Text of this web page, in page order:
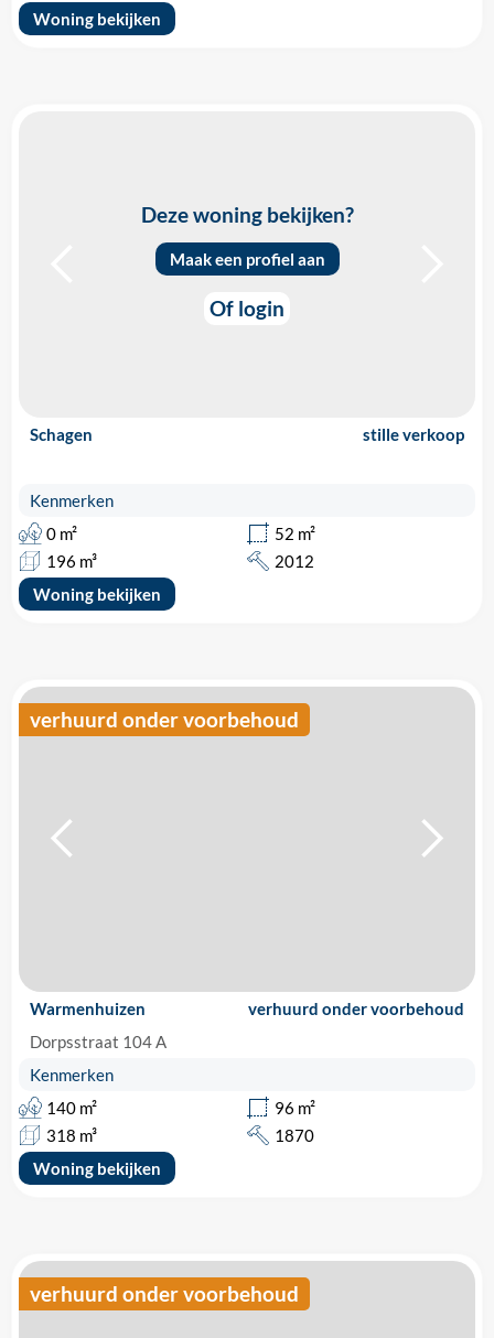
Woning bekijken
Deze woning bekijken?
Maak een profiel aan
Of login
Schagen stille verkoop
Kenmerken
0 m²
52 m²
196 m³
2012
Woning bekijken
verhuurd onder voorbehoud
Warmenhuizen
verhuurd onder voorbehoud
Dorpsstraat 104 A
Kenmerken
140 m²
96 m²
318 m³
1870
Woning bekijken
verhuurd onder voorbehoud